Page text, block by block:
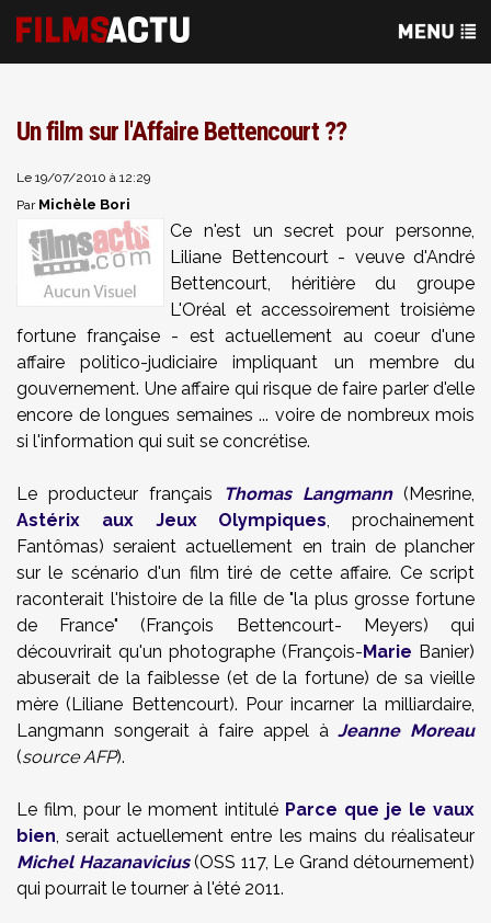
Un film sur l'Affaire Bettencourt ??
Le 19/07/2010 à 12:29
Par Michèle Bori
Ce n'est un secret pour personne,
Liliane Bettencourt - veuve d'André
Bettencourt, héritière du groupe
L'Oréal et accessoirement troisième
fortune française - est actuellement au coeur d'une
affaire politico-judiciaire impliquant un membre du
gouvernement. Une affaire qui risque de faire parler d'elle
encore de longues semaines ... voire de nombreux mois
si l'information qui suit se concrétise.
Le producteur français Thomas Langmann(Mesrine,
Astérix aux Jeux Olympiques, prochainement
Fantômas) seraient actuellement en train de plancher
sur le scénario d'un film tiré de cette affaire. Ce script
raconterait l'histoire de la fille de "la plus grosse fortune
de France" (François Bettencourt- Meyers) qui
découvrirait qu'un photographe (François-Marie Banier)
abuserait de la faiblesse (et de la fortune) de sa vieille
mère (Liliane Bettencourt). Pour incarner la milliardaire,
Langmann songerait à faire appel àJeanne Moreau
(source AFP).
Le film, pour le moment intitulé Parce que je le vaux
bien, serait actuellement entre les mains du réalisateur
Michel Hazanavicius(OSS 117, Le Grand détournement)
qui pourrait le tourner à l'été 2011.